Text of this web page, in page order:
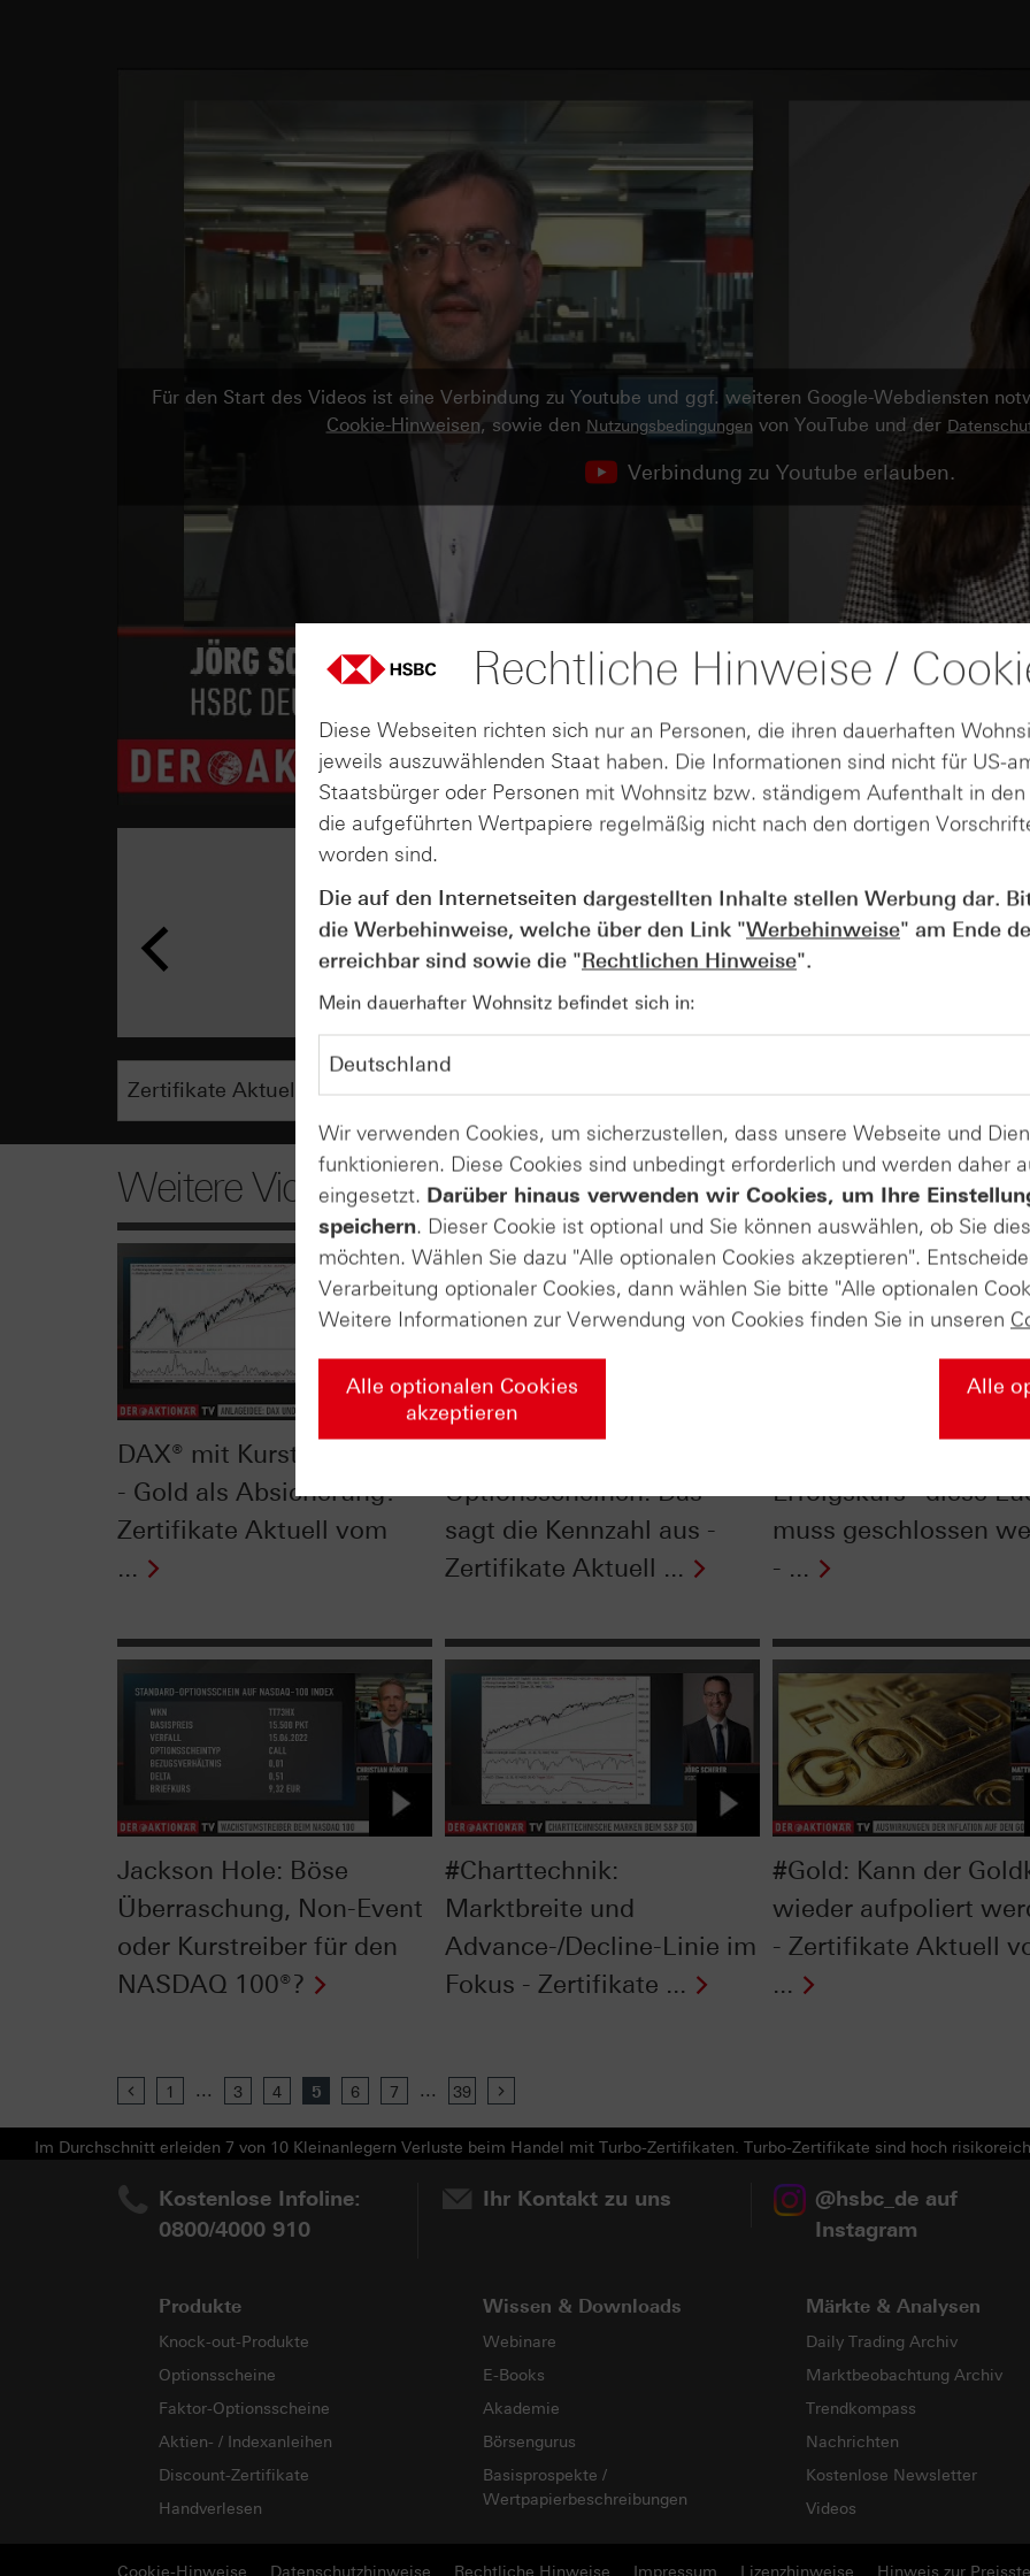
Für den Start des Videos ist eine Verbindung zu Youtube und ggf. weiteren Google-Webdiensten
Cookie-Hinweisen, sowie den Nutzungsbedingungen von YouTube und der
Verbindung zu Youtube erlauben.
AUGUST
04
Der Blick ins Kleingedruckte:
Kündigungen bei Derivaten -
vom 04.08.2026
Weitere Videos
DAX® mit Kursturbulenzen
- Gold als Absicherung? -
Zertifikate Aktuell vom
...
Optionsscheinen: Das
sagt die Kennzahl aus -
Zertifikate Aktuell ...
Erfolgskurs– diese
muss geschlossen
- ...
Jackson Hole: Böse
Überraschung, Non-Event
oder Kurstreiber für den
NASDAQ 100®?
#Charttechnik:
Marktbreite und
Advance-/Decline-Linie im
Fokus - Zertifikate ...
#Gold: Kann der
wieder aufpoliert
- Zertifikate Aktuell
...
Previous
1 ... 3 4 5 6 7 ... 39
Im Durchschnitt erleiden 7 von 10 Kleinanlegern Verluste beim Handel mit Turbo-Zertifikaten. Turbo-Zertifikate sind hoch
Kostenlose Infoline:
0800/4000 910
Ihr Kontakt zu uns
@hsbc_de auf
Instagram
Produkte
Knock-out-Produkte
Optionsscheine
Faktor-Optionsscheine
Aktien- / Indexanleihen
Discount-Zertifikate
Handverlesen
Wissen & Downloads
Webinare
E-Books
Akademie
Börsengurus
Basisprospekte /
Wertpapierbeschreibungen
Märkte & Analysen
Daily Trading Archiv
Marktbeobachtung Archiv
Trendkompass
Nachrichten
Kostenlose Newsletter
Videos
Cookie-Hinweise Datenschutzhinweise Rechtliche Hinweise Impressum Lizenzhinweise Hinweis zur
Rechtliche Hinweise /
Diese Webseiten richten sich nur an Personen, die ihren dauerhaften
jeweils auszuwählenden Staat haben. Die Informationen sind nicht für US-
Staatsbürger oder Personen mit Wohnsitz bzw. ständigem Aufenthalt in
die aufgeführten Wertpapiere regelmäßig nicht nach den dortigen
worden sind.
Die auf den Internetseiten dargestellten Inhalte stellen Werbung dar.
die Werbehinweise, welche über den Link "Werbehinweise" am Ende
erreichbar sind sowie die "Rechtlichen Hinweise".
Mein dauerhafter Wohnsitz befindet sich in:
Wir verwenden Cookies, um sicherzustellen, dass unsere Webseite und
funktionieren. Diese Cookies sind unbedingt erforderlich und werden daher
eingesetzt. Darüber hinaus verwenden wir Cookies, um Ihre
speichern. Dieser Cookie ist optional und Sie können auswählen, ob Sie
möchten. Wählen Sie dazu "Alle optionalen Cookies akzeptieren".
Verarbeitung optionaler Cookies, dann wählen Sie bitte "Alle optionalen
Weitere Informationen zur Verwendung von Cookies finden Sie in unseren
Alle optionalen Cookies
akzeptieren
Alle